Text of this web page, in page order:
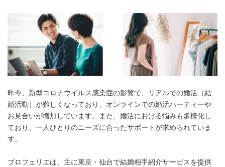
昨今、新型コロナウイルス感染症の影響で、リアルでの婚活（結
婚活動）が難しくなっており、オンラインでの婚活パーティーや
お見合いが増加しています。また、婚活における悩みも多様化し
ており、一人ひとりのニーズに合ったサポートが求められていま
す。
プロフェリエは、主に東京・仙台で結婚相手紹介サービスを提供